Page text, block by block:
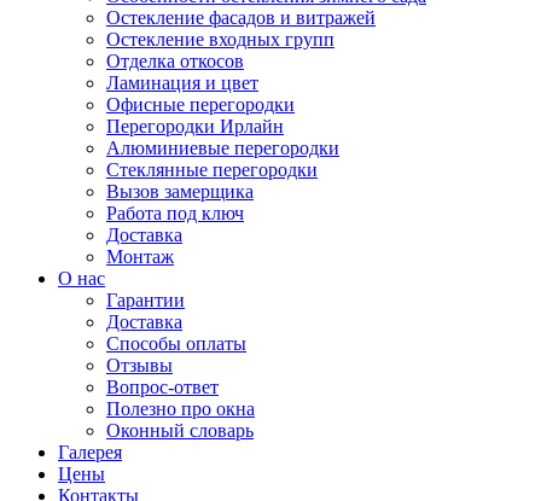
Остекление фасадов и витражей
Остекление входных групп
Отделка откосов
Ламинация и цвет
Офисные перегородки
Перегородки Ирлайн
Алюминиевые перегородки
Стеклянные перегородки
Вызов замерщика
Работа под ключ
Доставка
Монтаж
О нас
Гарантии
Доставка
Способы оплаты
Отзывы
Вопрос-ответ
Полезно про окна
Оконный словарь
Галерея
Цены
Контакты